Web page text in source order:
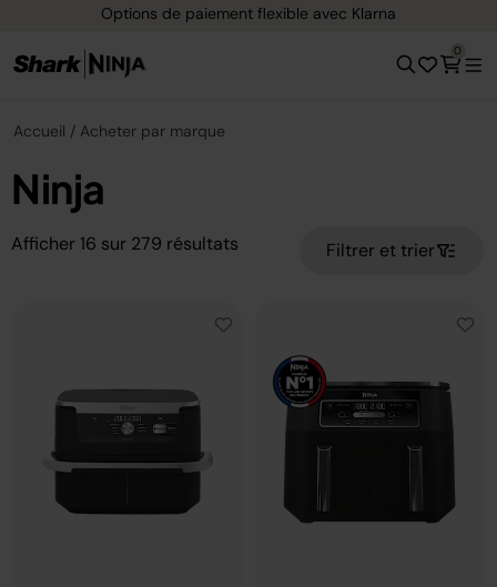
Options de paiement flexible avec Klarna
0
Accueil Acheter par marque
Ninja
Afficher 16 sur 279 résultats Filtrer et trier